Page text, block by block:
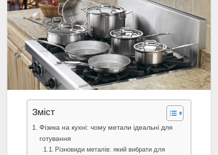
Зміст
Фізика на кухні: чому метали ідеальні для
готування
Різновиди металів: який вибрати для